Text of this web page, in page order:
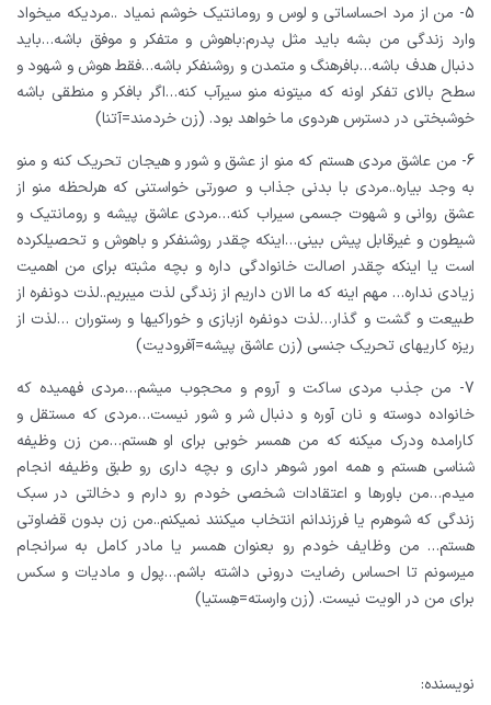
5- من از مرد احساساتی و لوس و رومانتیک خوشم نمیاد ..مردیکه میخواد
وارد زندگی من بشه باید مثل پدرم:باهوش و متفکر و موفق باشه…باید
دنبال هدف باشه…بافرهنگ و متمدن و روشنفکر باشه…فقط هوش و شهود و
سطح بالای تفکر اونه که میتونه منو سیرآب کنه…اگر بافکر و منطقی باشه
خوشبختی در دسترس هردوی ما خواهد بود. (زن خردمند=آتنا)
6- من عاشق مردی هستم که منو از عشق و شور و هیجان تحریک کنه و منو
به وجد بیاره..مردی با بدنی جذاب و صورتی خواستنی که هرلحظه منو از
عشق روانی و شهوت جسمی سیراب کنه…مردی عاشق پیشه و رومانتیک و
شیطون و غیرقابل پیش بینی…اینکه چقدر روشنفکر و باهوش و تحصیلکرده
است یا اینکه چقدر اصالت خانوادگی داره و بچه مثبته برای من اهمیت
زیادی نداره… مهم اینه که ما الان داریم از زندگی لذت میبریم..لذت دونفره از
طبیعت و گشت و گذار…لذت دونفره ازبازی و خوراکیها و رستوران …لذت از
ریزه کاریهای تحریک جنسی (زن عاشق پیشه=آفرودیت)
7- من جذب مردی ساکت و آروم و محجوب میشم…مردی فهمیده که
خانواده دوسته و نان آوره و دنبال شر و شور نیست…مردی که مستقل و
کارامده ودرک میکنه که من همسر خوبی برای او هستم…من زن وظیفه
شناسی هستم و همه امور شوهر داری و بچه داری رو طبق وظیفه انجام
میدم…من باورها و اعتقادات شخصی خودم رو دارم و دخالتی در سبک
زندگی که شوهرم یا فرزندانم انتخاب میکنند نمیکنم..من زن بدون قضاوتی
هستم… من وظایف خودم رو بعنوان همسر یا مادر کامل به سرانجام
میرسونم تا احساس رضایت درونی داشته باشم…پول و مادیات و سکس
برای من در الویت نیست. (زن وارسته=هِستیا)
نویسنده: